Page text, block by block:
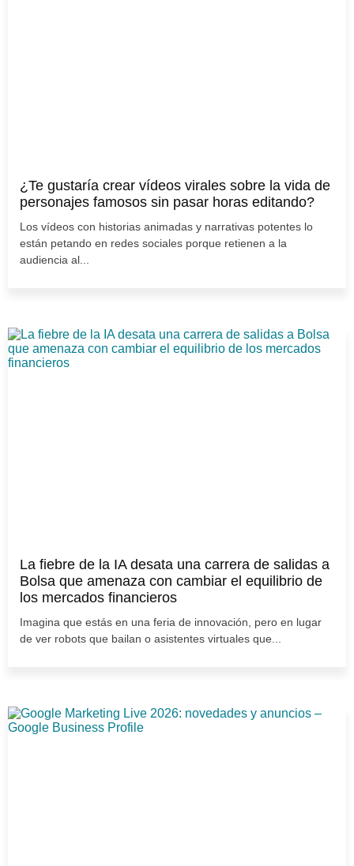
¿Te gustaría crear vídeos virales sobre la vida de
personajes famosos sin pasar horas editando?
Los vídeos con historias animadas y narrativas potentes lo
están petando en redes sociales porque retienen a la
audiencia al...
La fiebre de la IA desata una carrera de salidas a
Bolsa que amenaza con cambiar el equilibrio de
los mercados financieros
Imagina que estás en una feria de innovación, pero en lugar
de ver robots que bailan o asistentes virtuales que...